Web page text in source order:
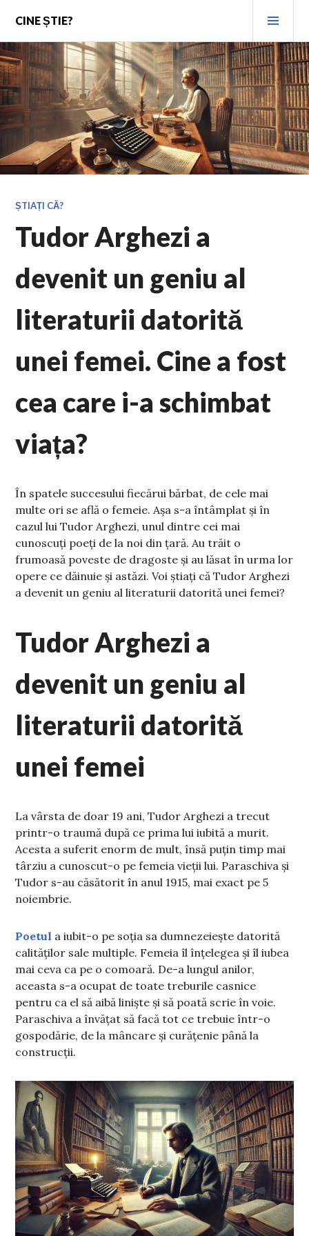
content
CINE ȘTIE?
ȘTIAȚI CĂ?
Tudor Arghezi a
devenit un geniu al
literaturii datorită
unei femei. Cine a fost
cea care i-a schimbat
viața?
În spatele succesului fiecărui bărbat, de cele mai
multe ori se află o femeie. Așa s-a întâmplat și în
cazul lui Tudor Arghezi, unul dintre cei mai
cunoscuți poeți de la noi din țară. Au trăit o
frumoasă poveste de dragoste și au lăsat în urma lor
opere ce dăinuie și astăzi. Voi știați că Tudor Arghezi
a devenit un geniu al literaturii datorită unei femei?
Tudor Arghezi a
devenit un geniu al
literaturii datorită
unei femei
La vârsta de doar 19 ani, Tudor Arghezi a trecut
printr-o traumă după ce prima lui iubită a murit.
Acesta a suferit enorm de mult, însă puțin timp mai
târziu a cunoscut-o pe femeia vieții lui. Paraschiva și
Tudor s-au căsătorit în anul 1915, mai exact pe 5
noiembrie.
Poetul a iubit-o pe soția sa dumnezeiește datorită
calităților sale multiple. Femeia îl înțelegea și îl iubea
mai ceva ca pe o comoară. De-a lungul anilor,
aceasta s-a ocupat de toate treburile casnice
pentru ca el să aibă liniște și să poată scrie în voie.
Paraschiva a învățat să facă tot ce trebuie într-o
gospodărie, de la mâncare și curățenie până la
construcții.